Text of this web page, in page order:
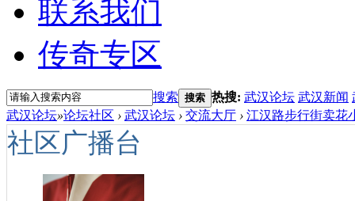
联系我们
传奇专区
搜索 搜索 热搜: 武汉论坛 武汉新闻
武汉论坛»论坛社区 › 武汉论坛 › 交流大厅 › 江汉路步行街卖花
社区广播台